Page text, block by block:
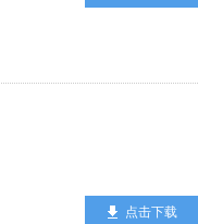
点击下载